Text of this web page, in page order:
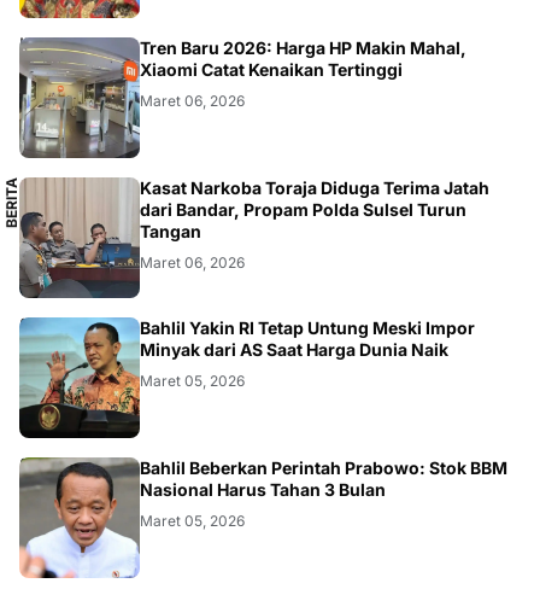
SMARTPHONE
Tren Baru 2026: Harga HP Makin Mahal,
Xiaomi Catat Kenaikan Tertinggi
Maret 06, 2026
B
E
R
I
T
A
L
O
K
AL
Kasat Narkoba Toraja Diduga Terima Jatah
dari Bandar, Propam Polda Sulsel Turun
Tangan
Maret 06, 2026
BISNIS
Bahlil Yakin RI Tetap Untung Meski Impor
Minyak dari AS Saat Harga Dunia Naik
Maret 05, 2026
BISNIS
Bahlil Beberkan Perintah Prabowo: Stok BBM
Nasional Harus Tahan 3 Bulan
Maret 05, 2026